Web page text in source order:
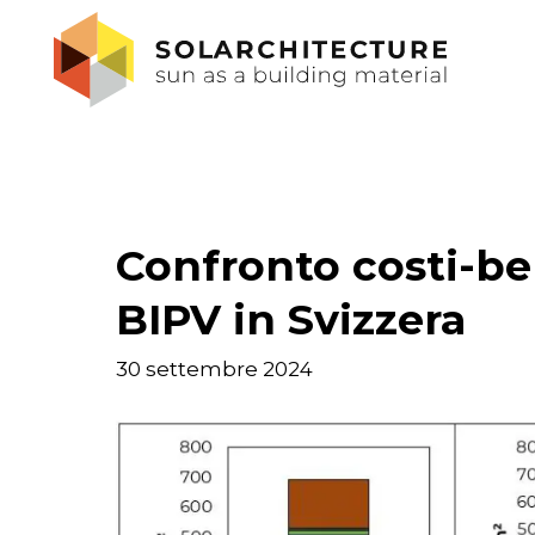
Confronto costi-
BIPV in Svizzera
30 settembre 2024